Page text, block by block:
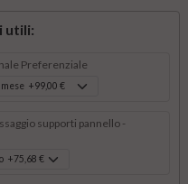
36V HPBC All-Black
utili:
Preferenziale
supporti pannello -